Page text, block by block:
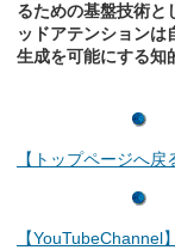
るための基盤技術と
ッドアテンションは
生成を可能にする知
【トップページへ戻
【YouTubeChannel】